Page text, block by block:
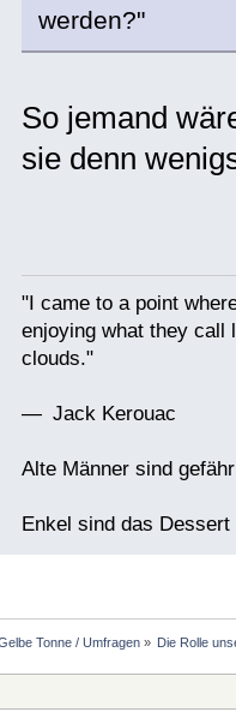
werden?"
So jemand
sie denn
"I came to a point
enjoying what they call
clouds."
— Jack Kerouac
Alte Männer sind
Enkel sind das Dessert
Tonne / Umfragen» Die Rolle